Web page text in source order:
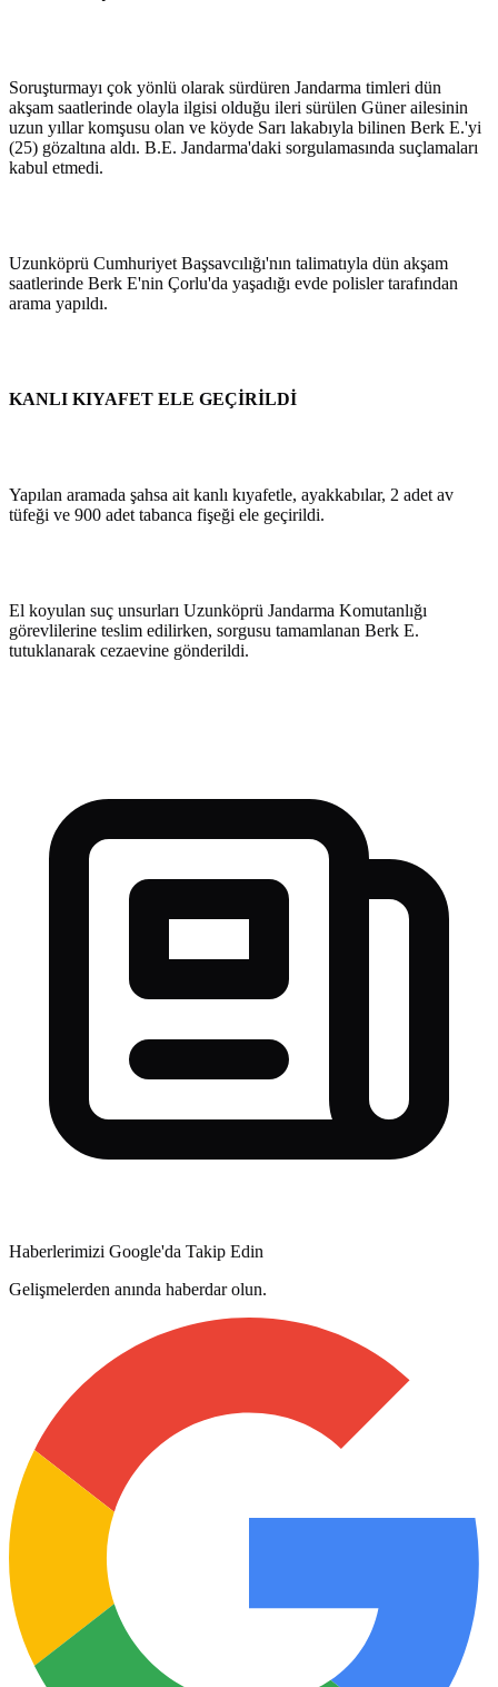
Soruşturmayı çok yönlü olarak sürdüren Jandarma timleri dün
akşam saatlerinde olayla ilgisi olduğu ileri sürülen Güner ailesinin
uzun yıllar komşusu olan ve köyde Sarı lakabıyla bilinen Berk E.'yi
(25) gözaltına aldı. B.E. Jandarma'daki sorgulamasında suçlamaları
kabul etmedi.
Uzunköprü Cumhuriyet Başsavcılığı'nın talimatıyla dün akşam
saatlerinde Berk E'nin Çorlu'da yaşadığı evde polisler tarafından
arama yapıldı.
KANLI KIYAFET ELE GEÇİRİLDİ
Yapılan aramada şahsa ait kanlı kıyafetle, ayakkabılar, 2 adet av
tüfeği ve 900 adet tabanca fişeği ele geçirildi.
El koyulan suç unsurları Uzunköprü Jandarma Komutanlığı
görevlilerine teslim edilirken, sorgusu tamamlanan Berk E.
tutuklanarak cezaevine gönderildi.
Haberlerimizi Google'da Takip Edin
Gelişmelerden anında haberdar olun.